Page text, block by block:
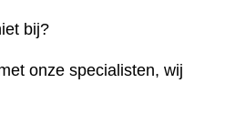
bij?
onze specialisten, wij